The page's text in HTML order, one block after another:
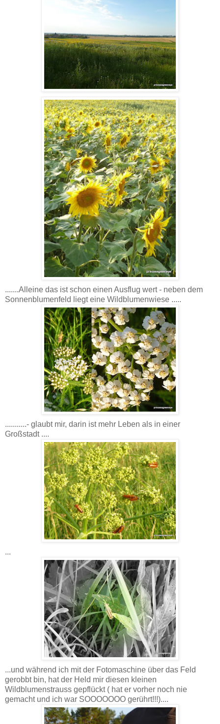
.......Alleine das ist schon einen Ausflug wert - neben dem
Sonnenblumenfeld liegt eine Wildblumenwiese .....
...........- glaubt mir, darin ist mehr Leben als in einer
Großstadt ....
...
...und während ich mit der Fotomaschine über das Feld
gerobbt bin, hat der Held mir diesen kleinen
Wildblumenstrauss gepflückt ( hat er vorher noch nie
gemacht und ich war SOOOOOOO gerührt!!!)....